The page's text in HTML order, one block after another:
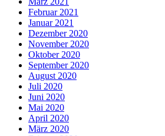
Februar 2021
Januar 2021
Dezember 2020
November 2020
Oktober 2020
September 2020
August 2020
Juli 2020
Juni 2020
Mai 2020
April 2020
März 2020